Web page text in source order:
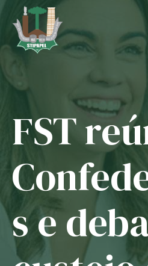
content
Home
Jurídico
Convênios
FST
s e